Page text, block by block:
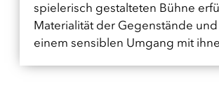
spielerisch gestalteten Bühne
Materialität der Gegenstände
einem sensiblen Umgang mit